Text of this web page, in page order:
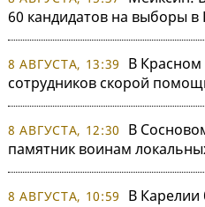
60 кандидатов на выборы в
8 АВГУСТА, 13:39
В
сотрудников скорой
8 АВГУСТА, 12:30
В
памятник воинам
8 АВГУСТА, 10:59
В Карелии